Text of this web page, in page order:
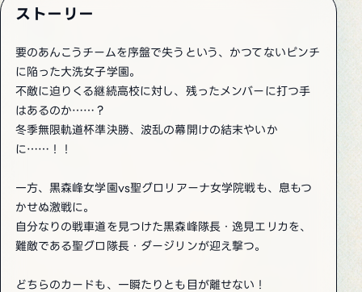
ストーリー
要のあんこうチームを序盤で失うという、かつてないピンチ
に陥った大洗女子学園。
不敵に迫りくる継続高校に対し、残ったメンバーに打つ手
はあるのか……？
冬季無限軌道杯準決勝、波乱の幕開けの結末やいか
に……！！
一方、黒森峰女学園vs聖グロリアーナ女学院戦も、息もつ
かせぬ激戦に。
自分なりの戦車道を見つけた黒森峰隊長・逸見エリカを、
難敵である聖グロ隊長・ダージリンが迎え撃つ。
どちらのカードも、一瞬たりとも目が離せない！